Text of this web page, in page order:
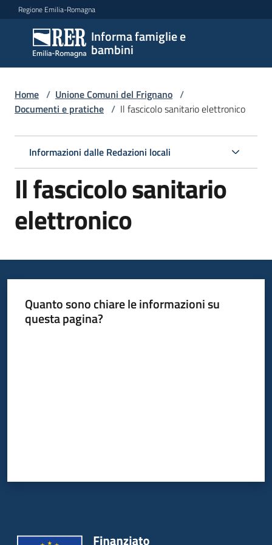
Vai al contenuto
Vai alla navigazione
Vai al footer
Regione Emilia-Romagna
Informa famiglie e
bambini
Informa
famiglie
e
bambini
Argomenti
Servizi
Centri
Informazioni
locali
Home / Unione Comuni del Frignano /
Documenti e pratiche / Il fascicolo sanitario elettronico
Informazioni dalle Redazioni locali
Il fascicolo sanitario
elettronico
Quanto sono chiare le informazioni su
questa pagina?